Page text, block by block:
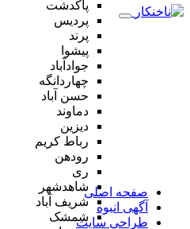
پاکدشت
پردیس
پرند
پیشوا
جوادآباد
چهاردانگه
حسن آباد
دماوند
دیزین
رباط کریم
رودهن
ری
شاهدشهر
شریف آباد
شمشک
صفحه اصلی
آگهی انبوه
طراحی سایت